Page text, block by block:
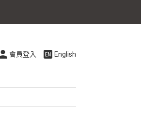
會員登入 English